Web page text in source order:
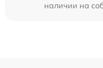
наличии на